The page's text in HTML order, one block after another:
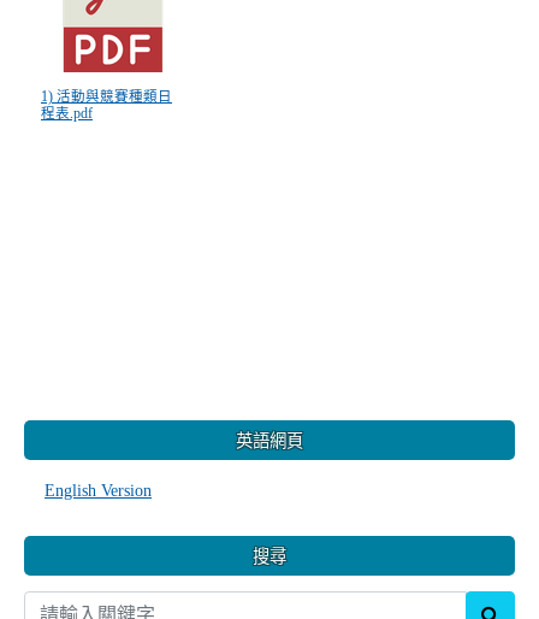
1) 活動與競賽種類日
程表.pdf
英語網頁
English Version
搜尋